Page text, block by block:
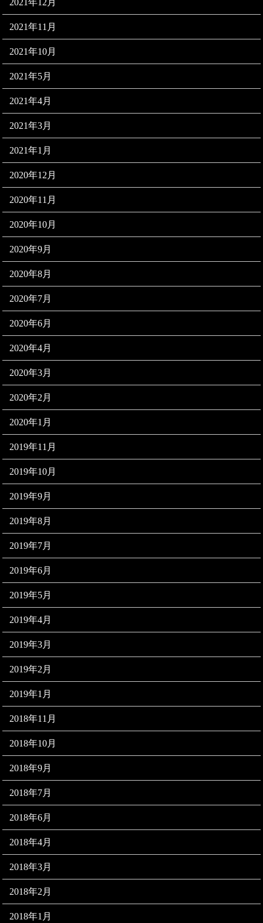
2021年11月
2021年10月
2021年5月
2021年4月
2021年3月
2021年1月
2020年12月
2020年11月
2020年10月
2020年9月
2020年8月
2020年7月
2020年6月
2020年4月
2020年3月
2020年2月
2020年1月
2019年11月
2019年10月
2019年9月
2019年8月
2019年7月
2019年6月
2019年5月
2019年4月
2019年3月
2019年2月
2019年1月
2018年11月
2018年10月
2018年9月
2018年7月
2018年6月
2018年4月
2018年3月
2018年2月
2018年1月